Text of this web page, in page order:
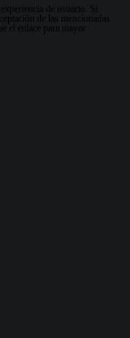
de usuario. Si
de las mencionadas
el enlace para mayor